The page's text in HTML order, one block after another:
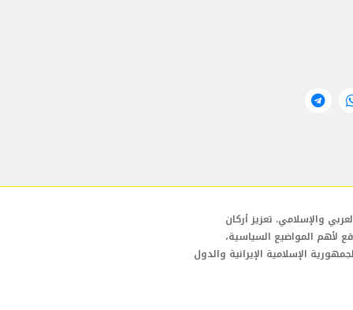
والإسلامي. تعزيز أركان
لأهم المواضيع السياسية،
الإسلامية الإيرانية والدول